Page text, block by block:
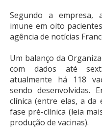
Segundo a empresa,
imune em oito
agência de notícias
Um balanço da
com dados até
atualmente há 118
sendo desenvolvidas.
clínica (entre elas, a da
fase pré-clínica (leia
produção de vacinas).